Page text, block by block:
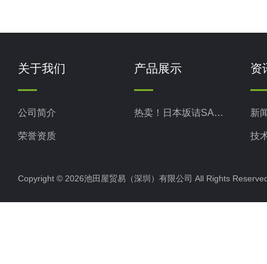
关于我们
公司简介
荣誉资质
产品展示
热卖！日本坂诘SAKAZUME
资
新
技
Copyright © 2026池田屋贸易（深圳）有限公司 All Rights